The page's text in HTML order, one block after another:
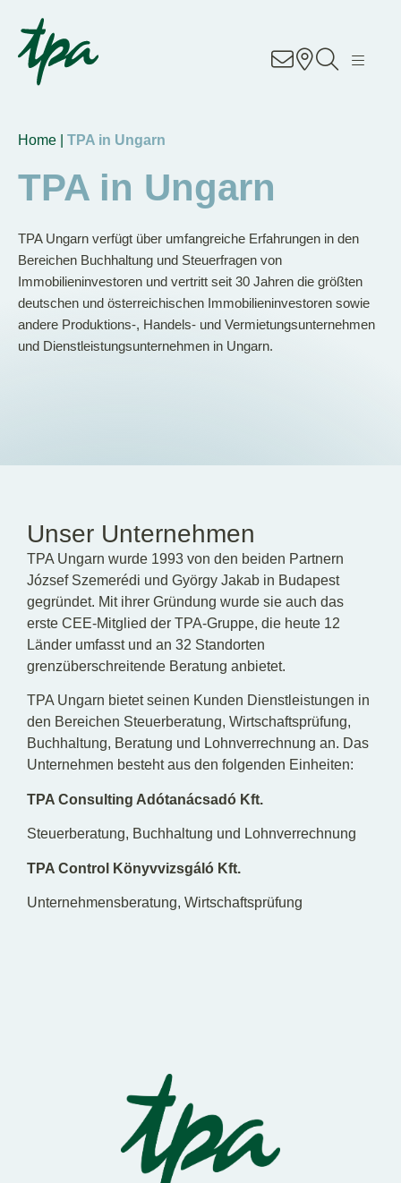
Knowhow
Career
Contact
Home | TPA in Ungarn
TPA in Ungarn
TPA Ungarn verfügt über umfangreiche Erfahrungen in den
Bereichen Buchhaltung und Steuerfragen von
Immobilieninvestoren und vertritt seit 30 Jahren die größten
deutschen und österreichischen Immobilieninvestoren sowie
andere Produktions-, Handels- und Vermietungsunternehmen
und Dienstleistungsunternehmen in Ungarn.
Unser Unternehmen
TPA Ungarn wurde 1993 von den beiden Partnern
József Szemerédi und György Jakab in Budapest
gegründet. Mit ihrer Gründung wurde sie auch das
erste CEE-Mitglied der TPA-Gruppe, die heute 12
Länder umfasst und an 32 Standorten
grenzüberschreitende Beratung anbietet.
TPA Ungarn bietet seinen Kunden Dienstleistungen in
den Bereichen Steuerberatung, Wirtschaftsprüfung,
Buchhaltung, Beratung und Lohnverrechnung an. Das
Unternehmen besteht aus den folgenden Einheiten:
TPA Consulting Adótanácsadó Kft.
Steuerberatung, Buchhaltung und Lohnverrechnung
TPA Control Könyvvizsgáló Kft.
Unternehmensberatung, Wirtschaftsprüfung